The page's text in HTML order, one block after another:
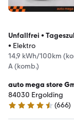
Unfallfrei •
• Elektro
14,9 kWh/100km
A (komb.)
auto mega store
84030 Ergolding
4.4 Sterne
(666)